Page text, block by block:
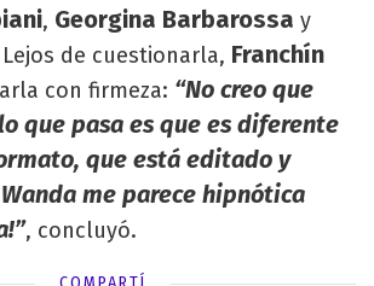
, Georgina Barbarossa y
de cuestionarla, Franchín
con firmeza: “No creo que
que pasa es que es diferente
que está editado y
me parece hipnótica
, concluyó.